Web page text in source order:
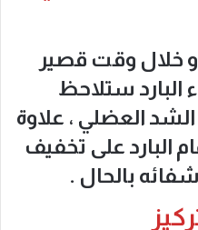
خلال وقت قصير
البارد ستلاحظ
الشد العضلي ، علاوة
البارد على تخفيف
بالحال .